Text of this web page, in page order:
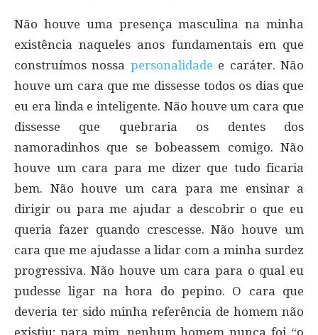
Não houve uma presença masculina na minha
existência naqueles anos fundamentais em que
construímos nossa personalidade e caráter. Não
houve um cara que me dissesse todos os dias que
eu era linda e inteligente. Não houve um cara que
dissesse que quebraria os dentes dos
namoradinhos que se bobeassem comigo. Não
houve um cara para me dizer que tudo ficaria
bem. Não houve um cara para me ensinar a
dirigir ou para me ajudar a descobrir o que eu
queria fazer quando crescesse. Não houve um
cara que me ajudasse a lidar com a minha surdez
progressiva. Não houve um cara para o qual eu
pudesse ligar na hora do pepino. O cara que
deveria ter sido minha referência de homem não